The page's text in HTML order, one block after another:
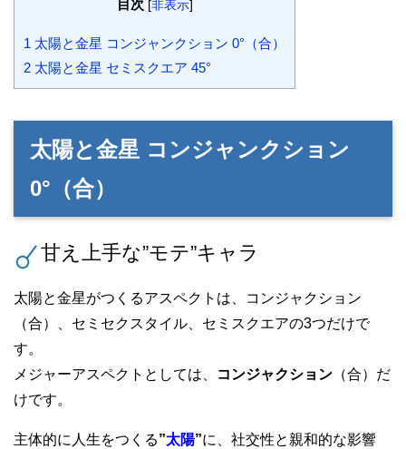
目次 [非表示]
1 太陽と金星 コンジャンクション 0°（合）
2 太陽と金星 セミスクエア 45°
太陽と金星 コンジャンクション
0°（合）
甘え上手な”モテ”キャラ
太陽と金星がつくるアスペクトは、コンジャクション
（合）、セミセクスタイル、セミスクエアの3つだけで
す。
メジャーアスペクトとしては、
コンジャクション （合）だ
けです。
主体的に人生をつくる”太陽”に、社交性と親和的な影響